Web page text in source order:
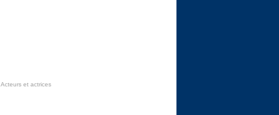
Acteurs et actrices